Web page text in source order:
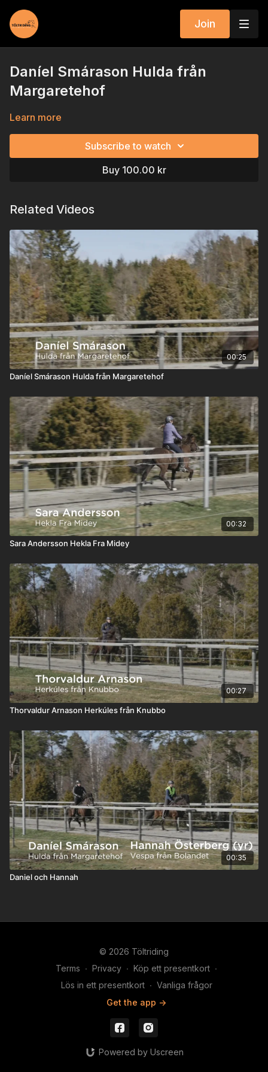
Join
Daníel Smárason Hulda från
Margaretehof
Learn more
Subscribe to watch
Buy 100.00 kr
Related Videos
00:25
Daníel Smárason Hulda från Margaretehof
00:32
Sara Andersson Hekla Fra Midey
00:27
Thorvaldur Arnason Herkúles från Knubbo
00:35
Daniel och Hannah
© 2026 Töltriding
Terms ∙ Privacy ∙ Köp ett presentkort ∙
Lös in ett presentkort ∙ Vanliga frågor
Get the app ->
Powered by Uscreen